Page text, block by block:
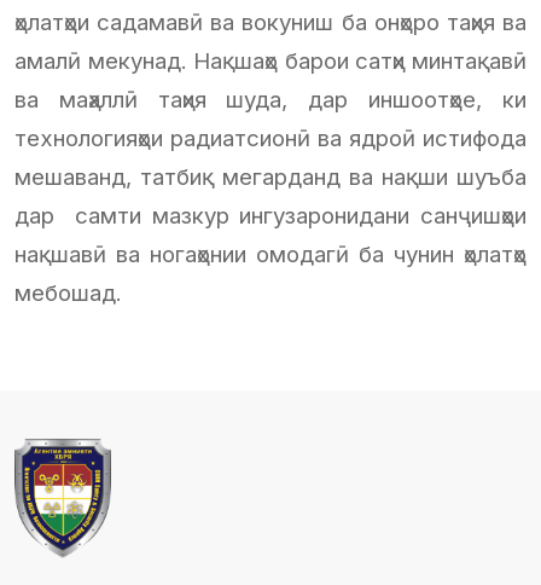
ҳолатҳои садамавӣ ва вокуниш ба онҳоро таҳия ва
амалӣ мекунад. Нақшаҳо барои сатҳи минтақавӣ
ва маҳаллӣ таҳия шуда, дар иншоотҳое, ки
технологияҳои радиатсионӣ ва ядроӣ истифода
мешаванд, татбиқ мегарданд ва нақши шуъба
дар самти мазкур ингузаронидани санҷишҳои
нақшавӣ ва ногаҳонии омодагӣ ба чунин ҳолатҳо
мебошад.